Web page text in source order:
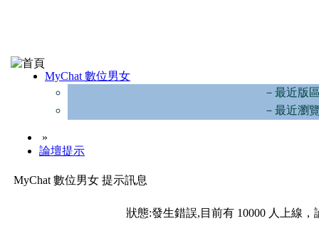
MyChat 數位男女
－最近版
－最近瀏
»
論壇提示
MyChat 數位男女 提示訊息
狀態:發生錯誤,目前有 10000 人上線